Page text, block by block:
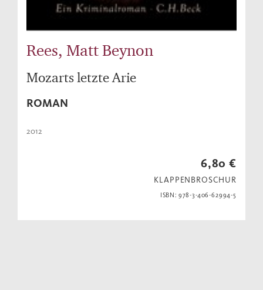
Rees, Matt Beynon
Mozarts letzte Arie
ROMAN
2012
6,80 €
KLAPPENBROSCHUR
ISBN: 978-3-406-62994-5